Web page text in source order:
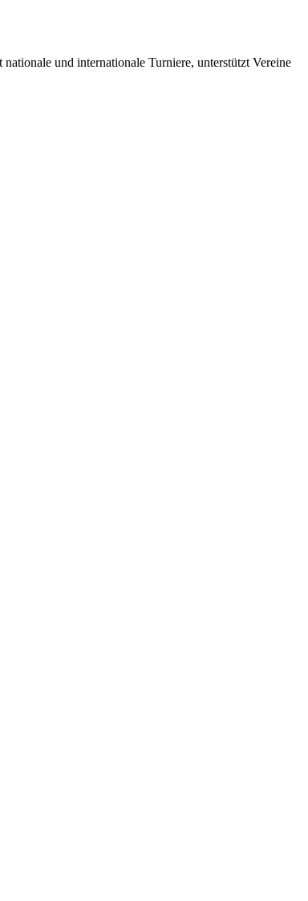
und internationale Turniere, unterstützt Vereine